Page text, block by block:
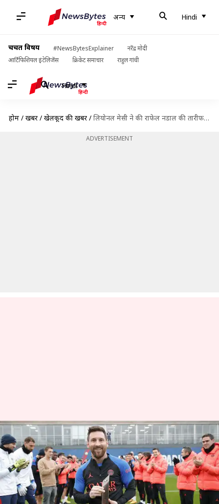
अन्य Hindi
चर्चित विषय #NewsBytesExplainer
नरेंद्र मोदी
आर्टिफिशियल इंटेलिजेंस
क्रिकेट समाचार राहुल गांधी
Hindi
होम / खबरें / खेलकूद की खबरें / लियोनल मेसी ने की राफेल नडाल की तारीफ, बताया शानदार खिलाड़ी और विजेता
ADVERTISEMENT
लियोनल मेसी ने की राफेल नडाल की
तारीफ, बताया शानदार खिलाड़ी और
विजेता
लेखन नीरज पाण्डेय Feb 22, 2023 10:52 am